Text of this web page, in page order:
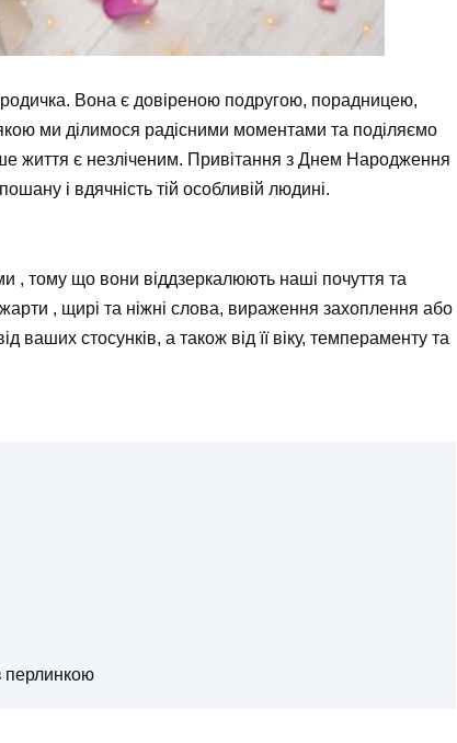
Вона є довіреною подругою, порадницею,
ми ділимося радісними моментами та поділяємо
життя є незліченим. Привітання з Днем Народження
і вдячність тій особливій людині.
, тому що вони віддзеркалюють наші почуття та
, щирі та ніжні слова, вираження захоплення або
ваших стосунків, а також від її віку, темпераменту та
перлинкою